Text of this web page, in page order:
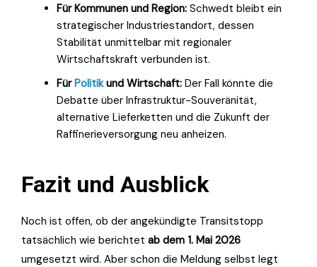
Für Kommunen und Region: Schwedt bleibt ein
strategischer Industriestandort, dessen
Stabilität unmittelbar mit regionaler
Wirtschaftskraft verbunden ist.
FürPolitikund Wirtschaft: Der Fall könnte die
Debatte über Infrastruktur-Souveränität,
alternative Lieferketten und die Zukunft der
Raffinerieversorgung neu anheizen.
Fazit und Ausblick
Noch ist offen, ob der angekündigte Transitstopp
tatsächlich wie berichtet ab dem 1. Mai 2026
umgesetzt wird. Aber schon die Meldung selbst legt